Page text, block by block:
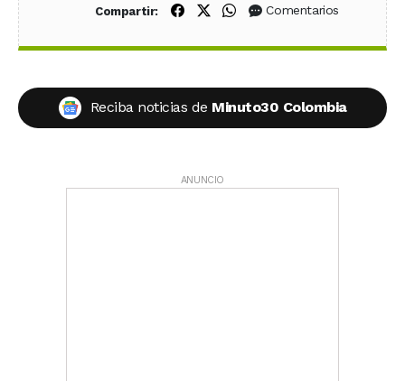
Compartir: Compartir en Facebook
Compartir en X (Twitter)
Compartir en WhatsApp
Comentarios
Reciba noticias de Minuto30 Colombia
ANUNCIO